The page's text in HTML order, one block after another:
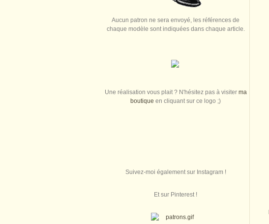
Aucun patron ne sera envoyé, les références de
chaque modèle sont indiquées dans chaque article.
Une réalisation vous plait ? N'hésitez pas à visiter ma
boutique en cliquant sur ce logo ;)
Suivez-moi également sur Instagram !
Et sur Pinterest !